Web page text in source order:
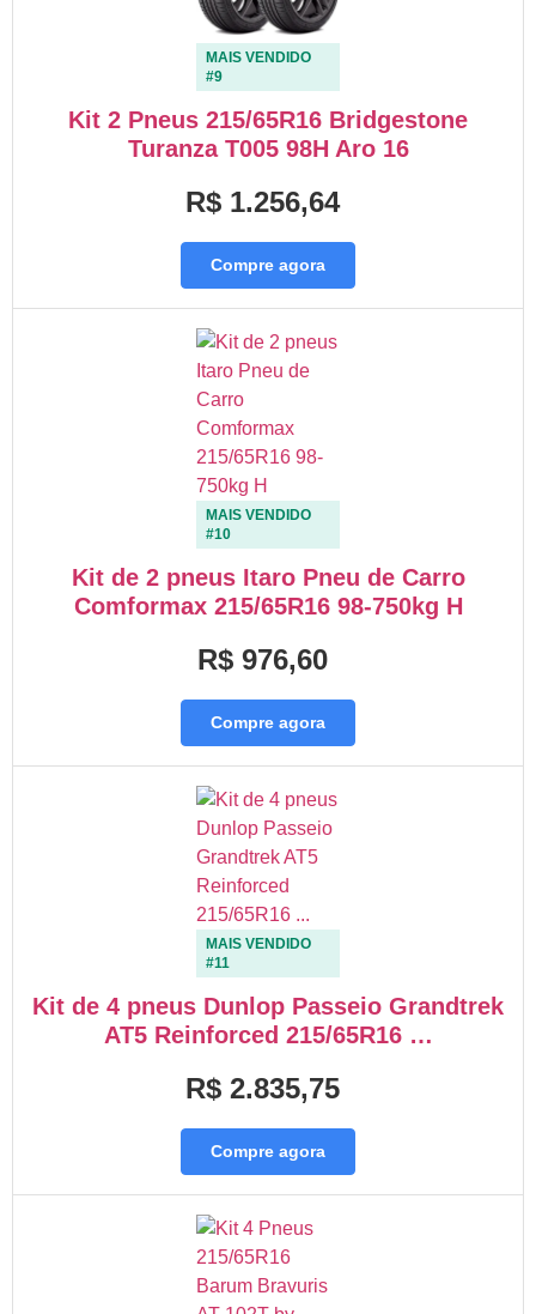
MAIS VENDIDO
#9
Kit 2 Pneus 215/65R16 Bridgestone
Turanza T005 98H Aro 16
R$ 1.256,64
Compre agora
MAIS VENDIDO
#10
Kit de 2 pneus Itaro Pneu de Carro
Comformax 215/65R16 98-750kg H
R$ 976,60
Compre agora
MAIS VENDIDO
#11
Kit de 4 pneus Dunlop Passeio Grandtrek
AT5 Reinforced 215/65R16 …
R$ 2.835,75
Compre agora